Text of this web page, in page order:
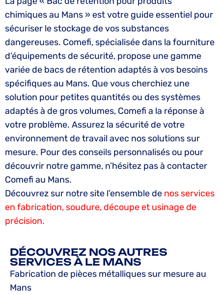
chimiques au Mans » est votre guide essentiel pour
sécuriser le stockage de vos substances
dangereuses. Comefi, spécialisée dans la fourniture
d’équipements de sécurité, propose une gamme
variée de bacs de rétention adaptés à vos besoins
spécifiques au Mans. Que vous cherchiez une
solution pour petites quantités ou des systèmes
adaptés à de gros volumes, Comefi a la réponse à
votre problème. Assurez la sécurité de votre
environnement de travail avec nos solutions sur
mesure. Pour des conseils personnalisés ou pour
découvrir notre gamme, n’hésitez pas à contacter
Comefi au Mans.
Découvrez sur notre site l’ensemble de nos services
en fabrication, soudure, découpe et usinage de
précision.
DÉCOUVREZ NOS AUTRES
SERVICES À LE MANS
Fabrication de pièces métalliques sur mesure au
Mans